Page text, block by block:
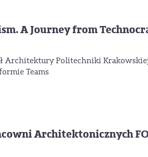
A Journey from
Architektury Politechniki
Teams
Architektonicznych